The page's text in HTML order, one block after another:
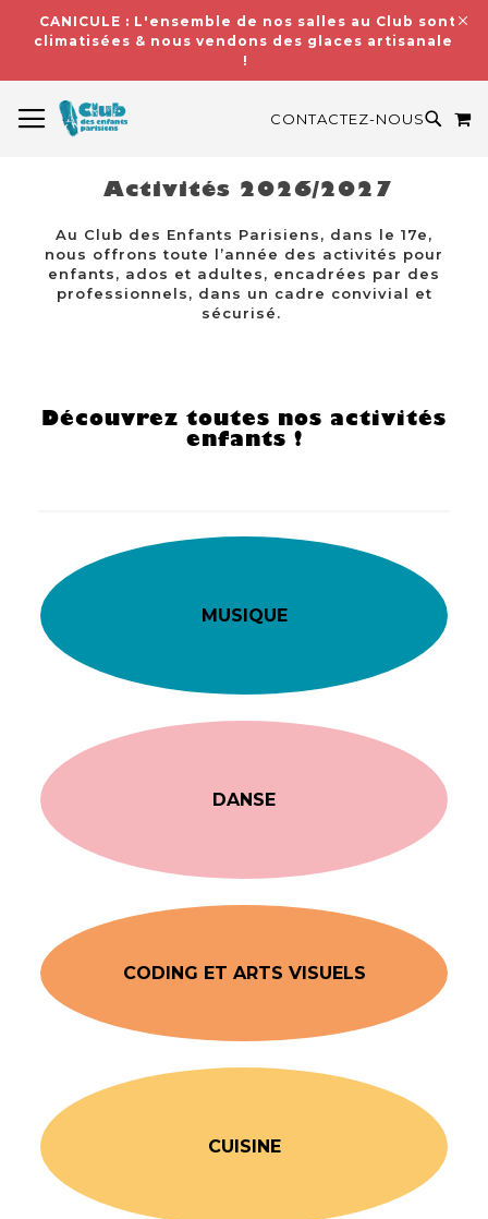
CANICULE : L'ensemble de nos salles au Club sont
climatisées & nous vendons des glaces artisanales
!
CONTACTEZ-NOUS
Activités 2026/2027
Au Club des Enfants Parisiens, dans le 17e,
nous offrons toute l’année des activités pour
enfants, ados et adultes, encadrées par des
professionnels, dans un cadre convivial et
sécurisé.
Découvrez toutes nos activités
enfants !
MUSIQUE
DANSE
CODING ET ARTS VISUELS
CUISINE